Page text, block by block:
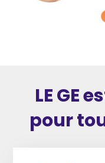
LE GE
pour